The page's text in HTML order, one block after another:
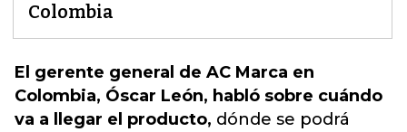
Colombia
El gerente general de AC Marca en
Colombia, Óscar León, habló sobre cuándo
va a llegar el producto, dónde se podrá